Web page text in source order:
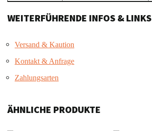
WEITERFÜHRENDE INFOS & LINKS
Versand & Kaution
Kontakt & Anfrage
Zahlungsarten
ÄHNLICHE PRODUKTE